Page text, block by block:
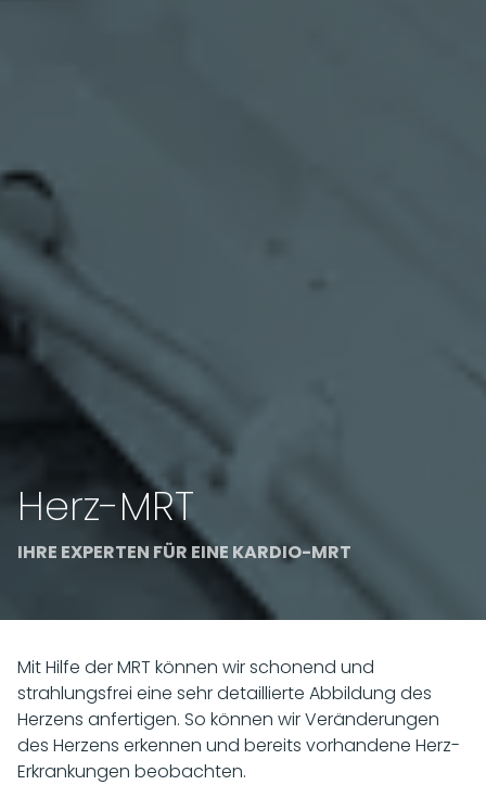
Herz-MRT
IHRE EXPERTEN FÜR EINE KARDIO-MRT
Mit Hilfe der MRT können wir schonend und
strahlungsfrei eine sehr detaillierte Abbildung des
Herzens anfertigen. So können wir Veränderungen
des Herzens erkennen und bereits vorhandene Herz-
Erkrankungen beobachten.